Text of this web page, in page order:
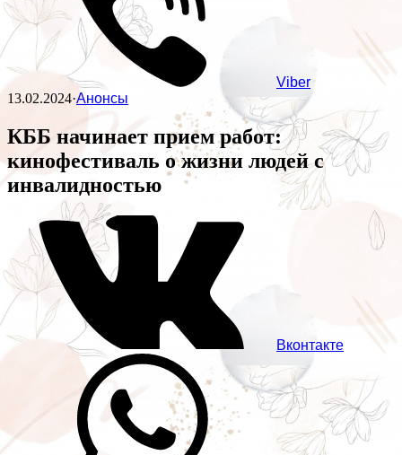
Viber
13.02.2024·Анонсы
КББ начинает прием работ:
кинофестиваль о жизни людей с
инвалидностью
Вконтакте